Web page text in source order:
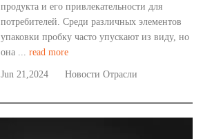
продукта и его привлекательности для
потребителей. Среди различных элементов
упаковки пробку часто упускают из виду, но
она ...read more
Jun 21,2024 Новости Отрасли